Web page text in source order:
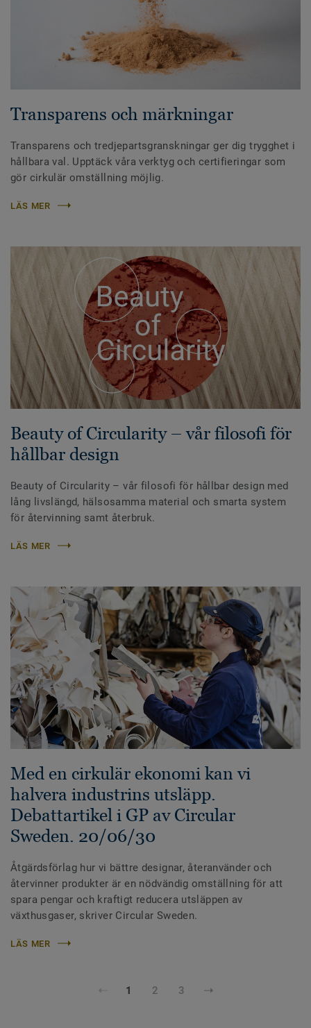
Transparens och märkningar
Transparens och tredjepartsgranskningar ger dig trygghet i
hållbara val. Upptäck våra verktyg och certifieringar som
gör cirkulär omställning möjlig.
LÄS MER
Beauty of Circularity – vår filosofi för
hållbar design
Beauty of Circularity – vår filosofi för hållbar design med
lång livslängd, hälsosamma material och smarta system
för återvinning samt återbruk.
LÄS MER
Med en cirkulär ekonomi kan vi
halvera industrins utsläpp.
Debattartikel i GP av Circular
Sweden. 20/06/30
Åtgärdsförlag hur vi bättre designar, återanvänder och
återvinner produkter är en nödvändig omställning för att
spara pengar och kraftigt reducera utsläppen av
växthusgaser, skriver Circular Sweden.
LÄS MER
1 2 3